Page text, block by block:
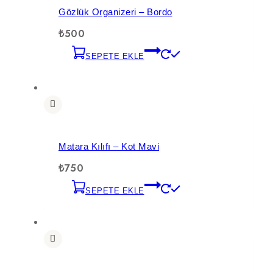
Gözlük Organizeri – Bordo
₺500
SEPETE EKLE
Matara Kılıfı – Kot Mavi
₺750
SEPETE EKLE